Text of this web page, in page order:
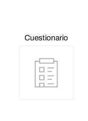
Cuestionario